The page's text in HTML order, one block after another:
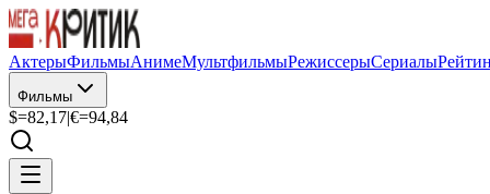
АктерыФильмыАнимеМультфильмыРежиссерыСериалы
Фильмы
$=82,17|€=94,84